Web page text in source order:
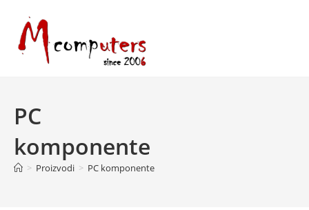
content
PC
komponente
> Proizvodi > PC komponente